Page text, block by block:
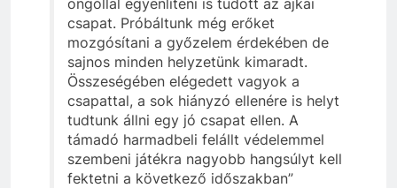
csapat. Próbáltunk még erőket
mozgósítani a győzelem érdekében de
sajnos minden helyzetünk kimaradt.
Összeségében elégedett vagyok a
csapattal, a sok hiányzó ellenére is helyt
tudtunk állni egy jó csapat ellen. A
támadó harmadbeli felállt védelemmel
szembeni játékra nagyobb hangsúlyt kell
fektetni a következő időszakban”